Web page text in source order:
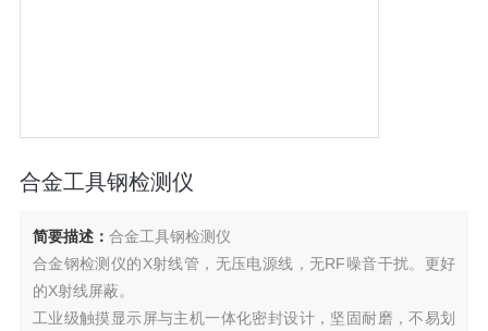
合金工具钢检测仪
简要描述： 合金工具钢检测仪
合金钢检测仪的X射线管，无压电源线，无RF噪音干扰。更好
的X射线屏蔽。
工业级触摸显示屏与主机一体化密封设计，坚固耐磨，不易划